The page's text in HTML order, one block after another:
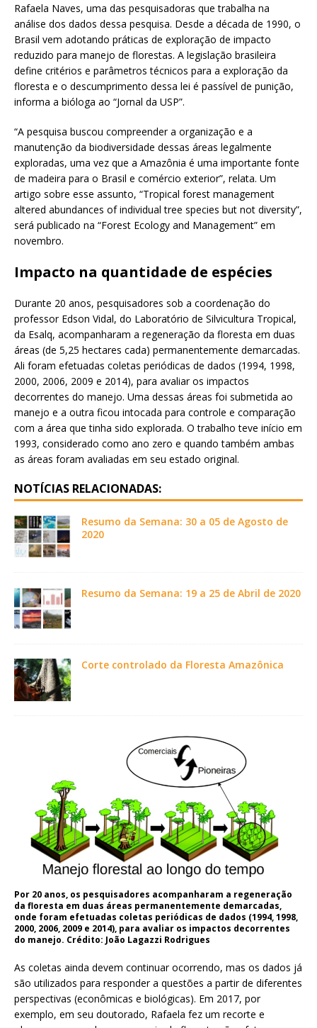
Rafaela Naves, uma das pesquisadoras que trabalha na
análise dos dados dessa pesquisa. Desde a década de 1990, o
Brasil vem adotando práticas de exploração de impacto
reduzido para manejo de florestas. A legislação brasileira
define critérios e parâmetros técnicos para a exploração da
floresta e o descumprimento dessa lei é passível de punição,
informa a bióloga ao “Jornal da USP”.
“A pesquisa buscou compreender a organização e a
manutenção da biodiversidade dessas áreas legalmente
exploradas, uma vez que a Amazônia é uma importante fonte
de madeira para o Brasil e comércio exterior”, relata. Um
artigo sobre esse assunto, “Tropical forest management
altered abundances of individual tree species but not diversity”,
será publicado na “Forest Ecology and Management” em
novembro.
Impacto na quantidade de espécies
Durante 20 anos, pesquisadores sob a coordenação do
professor Edson Vidal, do Laboratório de Silvicultura Tropical,
da Esalq, acompanharam a regeneração da floresta em duas
áreas (de 5,25 hectares cada) permanentemente demarcadas.
Ali foram efetuadas coletas periódicas de dados (1994, 1998,
2000, 2006, 2009 e 2014), para avaliar os impactos
decorrentes do manejo. Uma dessas áreas foi submetida ao
manejo e a outra ficou intocada para controle e comparação
com a área que tinha sido explorada. O trabalho teve início em
1993, considerado como ano zero e quando também ambas
as áreas foram avaliadas em seu estado original.
NOTÍCIAS RELACIONADAS:
Resumo da Semana: 30 a 05 de Agosto de
2020
Resumo da Semana: 19 a 25 de Abril de 2020
Corte controlado da Floresta Amazônica
Por 20 anos, os pesquisadores acompanharam a regeneração
da floresta em duas áreas permanentemente demarcadas,
onde foram efetuadas coletas periódicas de dados (1994, 1998,
2000, 2006, 2009 e 2014), para avaliar os impactos decorrentes
do manejo. Crédito: João Lagazzi Rodrigues
As coletas ainda devem continuar ocorrendo, mas os dados já
são utilizados para responder a questões a partir de diferentes
perspectivas (econômicas e biológicas). Em 2017, por
exemplo, em seu doutorado, Rafaela fez um recorte e